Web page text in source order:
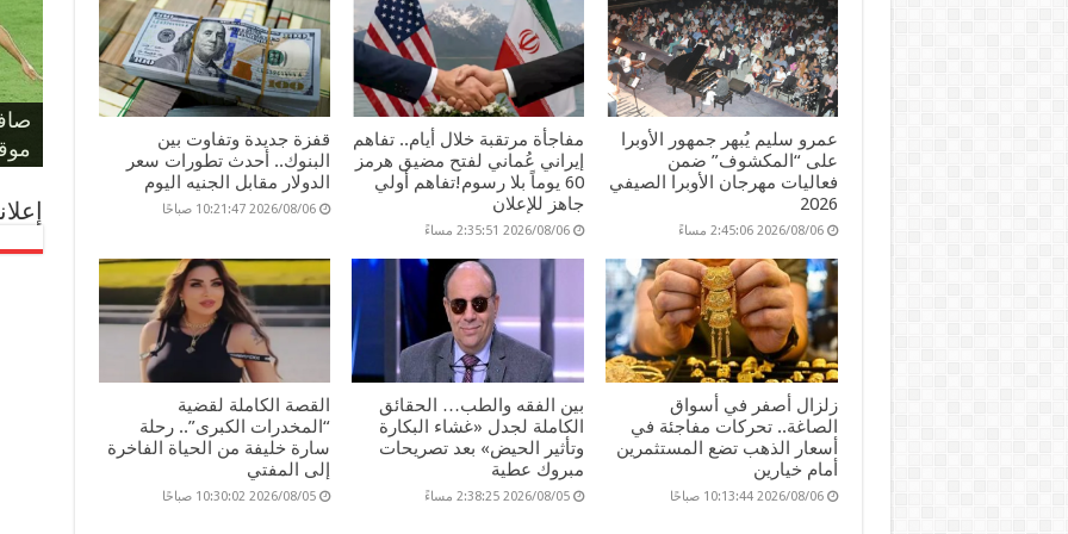
عمرو سليم يُبهر جمهور الأوبرا
على “المكشوف” ضمن
فعاليات مهرجان الأوبرا الصيفي
2026
2026/08/06 2:45:06 مساءً
مفاجأة مرتقبة خلال أيام.. تفاهم
إيراني عُماني لفتح مضيق هرمز
60 يوماً بلا رسوم!تفاهم أولي
جاهز للإعلان
2026/08/06 2:35:51 مساءً
قفزة جديدة وتفاوت بين
البنوك.. أحدث تطورات سعر
الدولار مقابل الجنيه اليوم
2026/08/06 10:21:47 صباحًا
زلزال أصفر في أسواق
الصاغة.. تحركات مفاجئة في
أسعار الذهب تضع المستثمرين
أمام خيارين
2026/08/06 10:13:44 صباحًا
بين الفقه والطب… الحقائق
الكاملة لجدل «غشاء البكارة
وتأثير الحيض» بعد تصريحات
مبروك عطية
2026/08/05 2:38:25 مساءً
القصة الكاملة لقضية
“المخدرات الكبرى”.. رحلة
سارة خليفة من الحياة الفاخرة
إلى المفتي
2026/08/05 10:30:02 صباحًا
أمام